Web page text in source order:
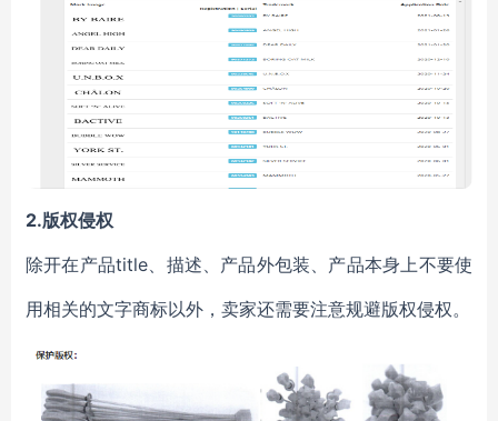
2.版权侵权
除开在产品title、描述、产品外包装、产品本身上不要使
用相关的文字商标以外，卖家还需要注意规避版权侵权。